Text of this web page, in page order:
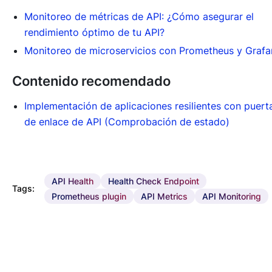
Monitoreo de métricas de API: ¿Cómo asegurar el
rendimiento óptimo de tu API?
Monitoreo de microservicios con Prometheus y
Contenido recomendado
Implementación de aplicaciones resilientes con
de enlace de API (Comprobación de estado)
Tags:
API Health
Health Check Endpoint
Prometheus plugin
API Metrics API Monitoring